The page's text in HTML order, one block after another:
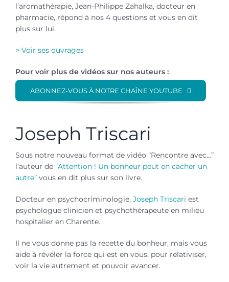
l’aromathérapie, Jean-Philippe Zahalka, docteur en
pharmacie, répond à nos 4 questions et vous en dit
plus sur lui.
> Voir ses ouvrages
Pour voir plus de vidéos sur nos auteurs :
ABONNEZ-VOUS À NOTRE CHAÎNE YOUTUBE
Joseph Triscari
Sous notre nouveau format de vidéo “Rencontre avec…”
l’auteur de “Attention ! Un bonheur peut en cacher un
autre”vous en dit plus sur son livre.
Docteur en psychocriminologie, Joseph Triscari est
psychologue clinicien et psychothérapeute en milieu
hospitalier en Charente.
Il ne vous donne pas la recette du bonheur, mais vous
aide à révéler la force qui est en vous, pour relativiser,
voir la vie autrement et pouvoir avancer.